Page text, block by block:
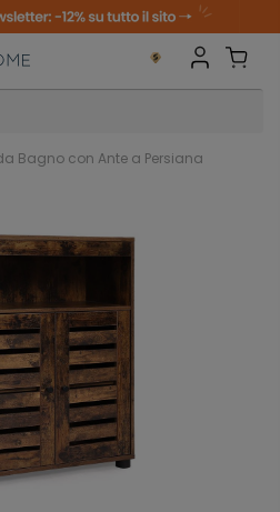
Bagno con Ante a Persiana